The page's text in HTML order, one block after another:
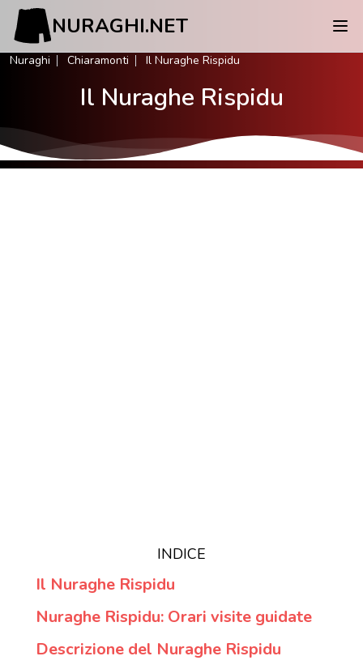
NURAGHI.NET
Nuraghi Chiaramonti Il Nuraghe Rispidu
Il Nuraghe Rispidu
INDICE
Il Nuraghe Rispidu
Nuraghe Rispidu: Orari visite guidate
Descrizione del Nuraghe Rispidu